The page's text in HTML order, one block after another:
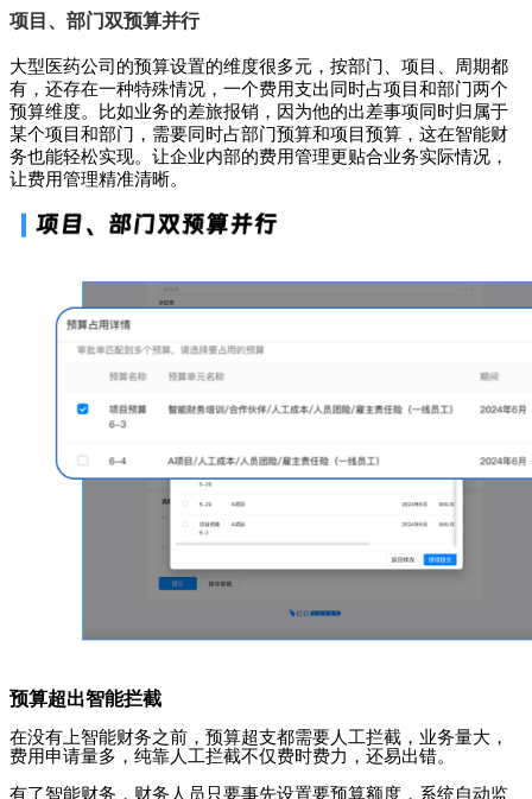
项目、部门双预算并行
大型医药公司的预算设置的维度很多元，按部门、项目、周期都
有，还存在一种特殊情况，一个费用支出同时占项目和部门两个
预算维度。比如业务的差旅报销，因为他的出差事项同时归属于
某个项目和部门，需要同时占部门预算和项目预算，这在智能财
务也能轻松实现。让企业内部的费用管理更贴合业务实际情况，
让费用管理精准清晰。
预算超出智能拦截
在没有上智能财务之前，预算超支都需要人工拦截，业务量大，
费用申请量多，纯靠人工拦截不仅费时费力，还易出错。
有了智能财务，财务人员只要事先设置要预算额度，系统自动监